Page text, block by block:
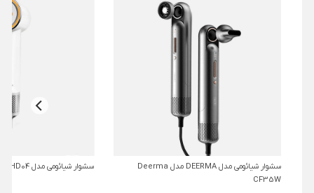
سشوار شیائومی مدل DEERMA مدل Deerma
CF35W
سشوار شیائومی مدل Bomidi HD04